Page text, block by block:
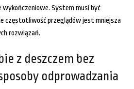
wykończeniowe. System musi być
częstotliwość przeglądów jest mniejsza
rozwiązań.
z deszczem bez
odprowadzania